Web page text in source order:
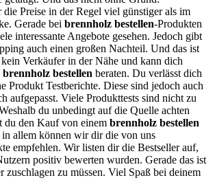
Preise in der Regel viel günstiger als im
Gerade bei brennholz bestellen-Produkten
interessante Angebote gesehen. Jedoch gibt
auch einen großen Nachteil. Und das ist
Verkäufer in der Nähe und kann dich
brennholz bestellen beraten. Du verlässt dich
Produkt Testberichte. Diese sind jedoch auch
aufgepasst. Viele Produkttests sind nicht zu
du unbedingt auf die Quelle achten
du den Kauf von einem brennholz bestellen
allem können wir dir die von uns
empfehlen. Wir listen dir die Bestseller auf,
positiv bewerten wurden. Gerade das ist
zuschlagen zu müssen. Viel Spaß bei deinem